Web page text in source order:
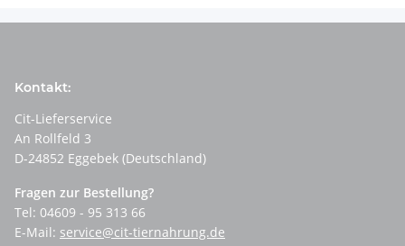
Kontakt:
Cit-Lieferservice
An Rollfeld 3
D-24852 Eggebek (Deutschland)
Fragen zur Bestellung?
Tel: 04609 - 95 313 66
E-Mail: service@cit-tiernahrung.de